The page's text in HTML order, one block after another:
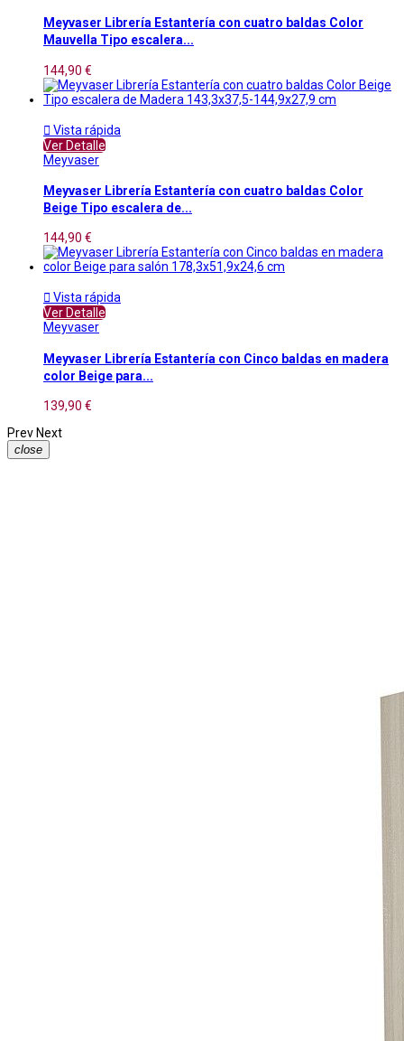
Meyvaser Librería Estantería con cuatro baldas Color
Mauvella Tipo escalera...
144,90 €
 Vista rápida
Ver Detalle
Meyvaser
Meyvaser Librería Estantería con cuatro baldas Color
Beige Tipo escalera de...
144,90 €
 Vista rápida
Ver Detalle
Meyvaser
Meyvaser Librería Estantería con Cinco baldas en madera
color Beige para...
139,90 €
Prev Next
close